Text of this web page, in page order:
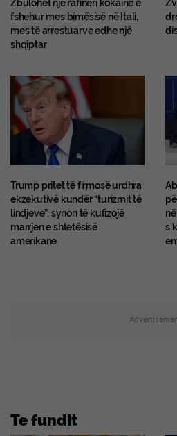
Zbulohet një rafineri kokaine e
fshehur mes bimësisë në Itali,
mes të arrestuarve edhe një
shqiptar
Trump pritet të firmosë urdhra
ekzekutivë kundër “turizmit të
lindjeve”, synon të kufizojë
marrjen e shtetësisë
amerikane
Te fundit